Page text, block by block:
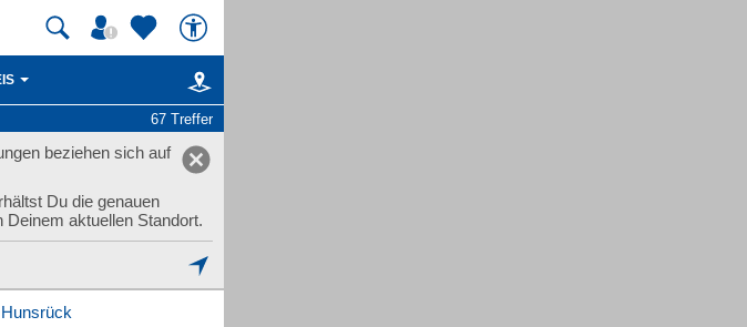
67 Treffer
beziehen sich auf
Du die genauen
Deinem aktuellen Standort.